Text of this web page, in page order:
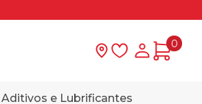
Lista deMinha
0
Aditivos e Lubrificantes